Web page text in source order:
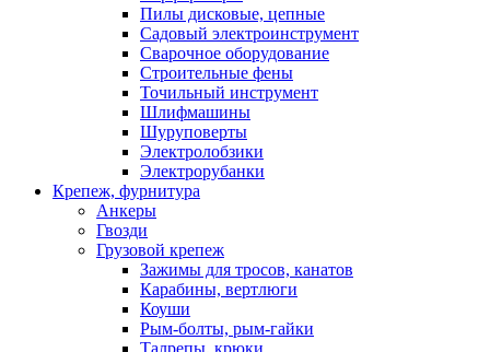
Пилы дисковые, цепные
Садовый электроинструмент
Сварочное оборудование
Строительные фены
Точильный инструмент
Шлифмашины
Шуруповерты
Электролобзики
Электрорубанки
Крепеж, фурнитура
Анкеры
Гвозди
Грузовой крепеж
Зажимы для тросов, канатов
Карабины, вертлюги
Коуши
Рым-болты, рым-гайки
Талрепы, крюки